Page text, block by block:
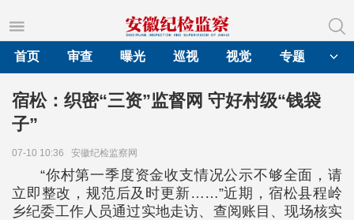
首页
审查 曝光 巡视 视觉 专题
宿松：织密“三资”监督网 守好村级“钱袋
子”
07-10 10:36 安徽纪检监察网
“你村第一季度资金收支情况公示不够全面，请
立即整改，规范后及时更新……”近期，宿松县程岭
乡纪委工作人员通过实地走访、查阅账目、现场核实